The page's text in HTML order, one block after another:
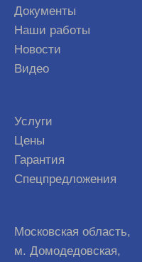
Документы
Наши работы
Новости
Видео
Услуги
Цены
Гарантия
Спецпредложения
Московская область,
м. Домодедовская,